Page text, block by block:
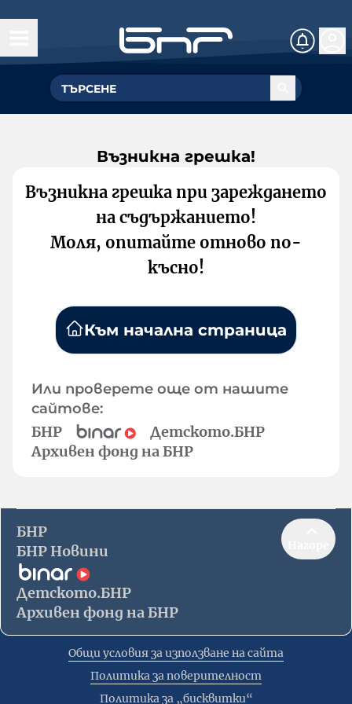
Възникна грешка!
Възникна грешка при зареждането
на съдържанието!
Моля, опитайте отново по-
късно!
Към начална страница
Или проверете още от нашите
сайтове:
БНР
Детското.БНР
Архивен фонд на БНР
БНР
БНР Новини
Детското.БНР
Архивен фонд на БНР
Общи условия за използване на сайта
Политика за поверителност
Политика за „бисквитки“